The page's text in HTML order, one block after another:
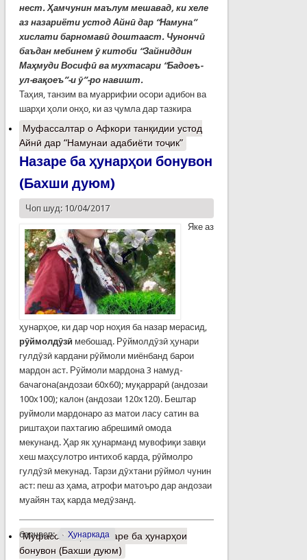
нест. Ҳамчунин маълум мешавад, ки хеле
аз назариёти устод Айнӣ дар “Намуна”
хислати барномавӣ доштааст. Чунончӣ
баъдан мебинем ӯ китоби “Зайниддин
Маҳмуди Восифӣ ва мухтасари “Бадоеъ-
ул-вақоеъ”-и ӯ”-ро навишт.
Таҳия, танзим ва муаррифии осори адибон ва
шарҳи ҳоли онҳо, ки аз ҷумла дар тазкира
Муфассалтаро Афкори танқидии устод
Айнӣ дар “Намунаи адабиёти тоҷик”
Назаре ба ҳунарҳои бонувон
(Бахши дуюм)
Чоп шуд: 10/04/2017
Яке аз
ҳунарҳое, ки дар чор ноҳия ба назар мерасид,
рӯймолдӯзӣ мебошад. Рӯймолдӯзӣ ҳунари
гулдӯзӣ кардани рӯймоли миёнбанд барои
мардон аст. Рӯймоли мардона 3 намуд-
бачагона(андозаи 60х60); муқаррарӣ (андозаи
100х100); калон (андозаи 120х120). Бештар
руймоли мардонаро аз матои ласу сатин ва
риштаҳои пахтагию абрешимӣ омода
мекунанд. Ҳар як ҳунарманд мувофиқи завқи
хеш маҳсулотро интихоб карда, рӯймолро
гулдӯзӣ мекунад. Тарзи дӯхтани рӯймол чунин
аст: пеш аз ҳама, атрофи матоъро дар андозаи
муайян таҳ карда медӯзанд.
барчасп: Ҳунаркада
Муфассалтаро Назаре ба ҳунарҳои
бонувон (Бахши дуюм)